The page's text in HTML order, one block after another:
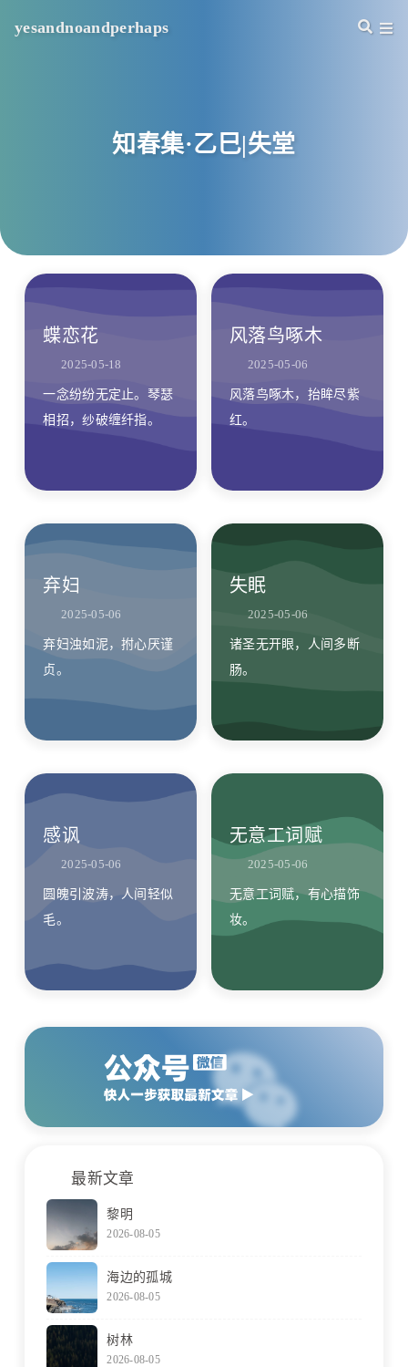
yesandnoandperhaps
知春集·乙巳|失堂
蝶恋花
2025-05-18
一念纷纷无定止。琴瑟
相招，纱破缠纤指。
风落鸟啄木
2025-05-06
风落鸟啄木，抬眸尽紫
红。
弃妇
2025-05-06
弃妇浊如泥，拊心厌谨
贞。
失眠
2025-05-06
诸圣无开眼，人间多断
肠。
感讽
2025-05-06
圆魄引波涛，人间轻似
毛。
无意工词赋
2025-05-06
无意工词赋，有心描饰
妆。
最新文章
黎明
2026-08-05
海边的孤城
2026-08-05
树林
2026-08-05